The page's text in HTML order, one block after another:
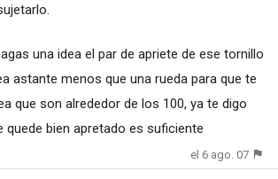
una idea el par de apriete de ese tornillo
astante menos que una rueda para que te
que son alrededor de los 100, ya te digo
quede bien apretado es suficiente
el 6 ago. 07